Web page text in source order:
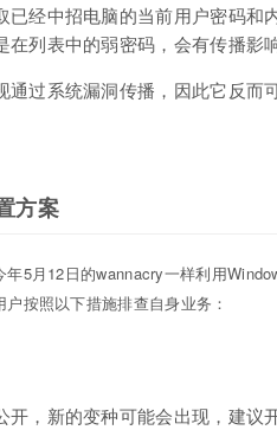
已经中招电脑的当前用户密码和
在列表中的弱密码，会有传播影响
通过系统漏洞传播，因此它反
方案
年5月12日的wannacry一样利用
户按照以下措施排查自身业务：
开，新的变种可能会出现，建